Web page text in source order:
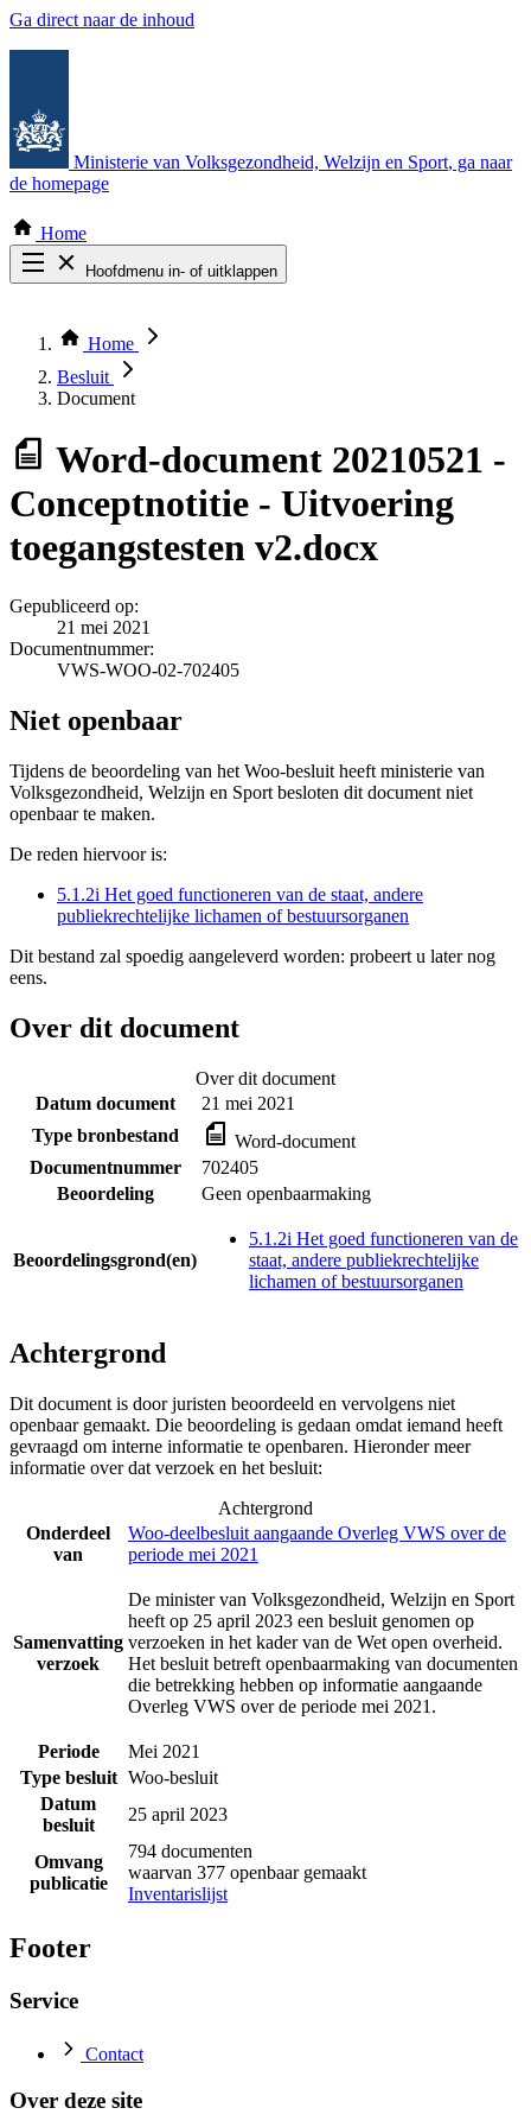
Ga direct naar de inhoud
Ministerie van Volksgezondheid, Welzijn en Sport, ga naar
de homepage
Home
Hoofdmenu in- of uitklappen
Thema COVID-19
Bekijk per bestuursorgaan
Home
Besluit
Document
Word-document 20210521 -
Conceptnotitie - Uitvoering
toegangstesten v2.docx
Gepubliceerd op:
21 mei 2021
Documentnummer:
VWS-WOO-02-702405
Niet openbaar
Tijdens de beoordeling van het Woo-besluit heeft ministerie van
Volksgezondheid, Welzijn en Sport besloten dit document niet
openbaar te maken.
De reden hiervoor is:
5.1.2i Het goed functioneren van de staat, andere
publiekrechtelijke lichamen of bestuursorganen
Dit bestand zal spoedig aangeleverd worden: probeert u later nog
eens.
Over dit document
Over dit document
Datum document
21 mei 2021
Type bronbestand
Word-document
Documentnummer
702405
Beoordeling
Geen openbaarmaking
Beoordelingsgrond(en)
5.1.2i Het goed functioneren van de
staat, andere publiekrechtelijke
lichamen of bestuursorganen
Achtergrond
Dit document is door juristen beoordeeld en vervolgens niet
openbaar gemaakt. Die beoordeling is gedaan omdat iemand heeft
gevraagd om interne informatie te openbaren. Hieronder meer
informatie over dat verzoek en het besluit:
Achtergrond
Onderdeel
van
Woo-deelbesluit aangaande Overleg VWS over de
periode mei 2021
Samenvatting
verzoek
De minister van Volksgezondheid, Welzijn en Sport
heeft op 25 april 2023 een besluit genomen op
verzoeken in het kader van de Wet open overheid.
Het besluit betreft openbaarmaking van documenten
die betrekking hebben op informatie aangaande
Overleg VWS over de periode mei 2021.
Periode
Mei 2021
Type besluit Woo-besluit
Datum
besluit
25 april 2023
Omvang
publicatie
794 documenten
waarvan 377 openbaar gemaakt
Inventarislijst
Footer
Service
Contact
Over deze site